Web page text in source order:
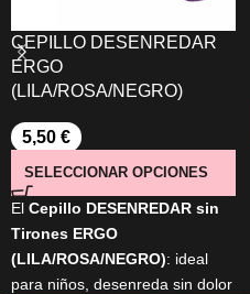
CEPILLO DESENREDAR
ERGO
(LILA/ROSA/NEGRO)
5,50 €
SELECCIONAR OPCIONES
El Cepillo DESENREDAR sin
Tirones ERGO
(LILA/ROSA/NEGRO): ideal
para niños, desenreda sin dolor